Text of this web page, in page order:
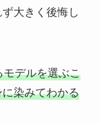
大きく後悔し
デルを選ぶこ
染みてわかる